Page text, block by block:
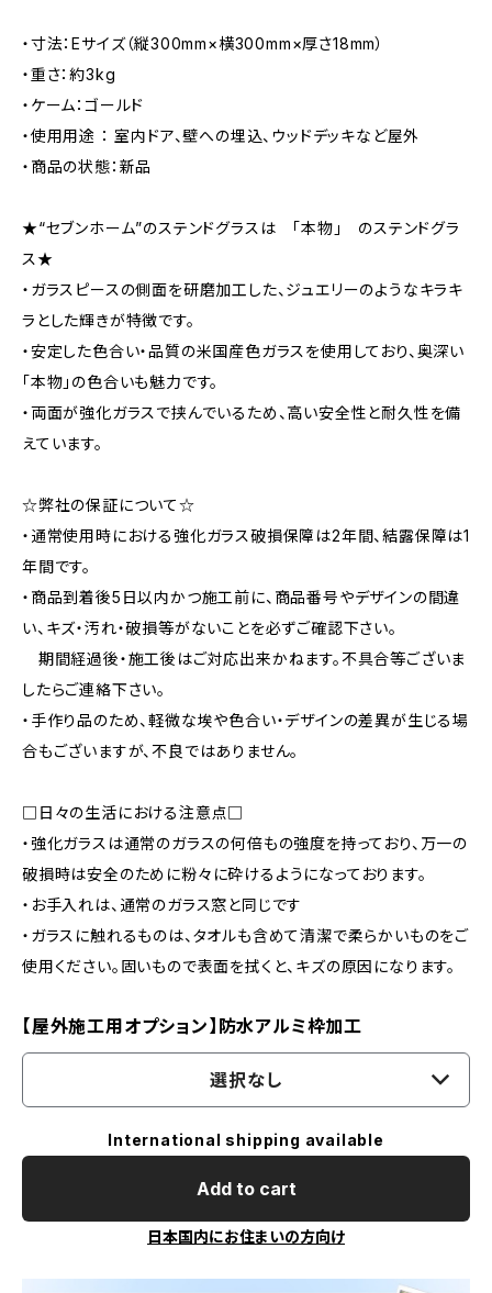
・寸法：Eサイズ（縦300mm×横300mm×厚さ18mm）
・重さ：約3kg
・ケーム：ゴールド
・使用用途 ： 室内ドア、壁への埋込、ウッドデッキなど屋外
・商品の状態：新品
★“セブンホーム”のステンドグラスは 「本物」 のステンドグラ
ス★
・ガラスピースの側面を研磨加工した、ジュエリーのようなキラキ
ラとした輝きが特徴です。
・安定した色合い・品質の米国産色ガラスを使用しており、奥深い
「本物」の色合いも魅力です。
・両面が強化ガラスで挟んでいるため、高い安全性と耐久性を備
えています。
☆弊社の保証について☆
・通常使用時における強化ガラス破損保障は2年間、結露保障は1
年間です。
・商品到着後5日以内かつ施工前に、商品番号やデザインの間違
い、キズ・汚れ・破損等がないことを必ずご確認下さい。
期間経過後・施工後はご対応出来かねます。不具合等ございま
したらご連絡下さい。
・手作り品のため、軽微な埃や色合い・デザインの差異が生じる場
合もございますが、不良ではありません。
□日々の生活における注意点□
・強化ガラスは通常のガラスの何倍もの強度を持っており、万一の
破損時は安全のために粉々に砕けるようになっております。
・お手入れは、通常のガラス窓と同じです
・ガラスに触れるものは、タオルも含めて清潔で柔らかいものをご
使用ください。固いもので表面を拭くと、キズの原因になります。
【屋外施工用オプション】防水アルミ枠加工
選択なし
International shipping available
Add to cart
日本国内にお住まいの方向け